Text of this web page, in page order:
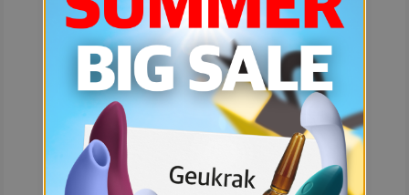
예상치 못한 에러입니다.